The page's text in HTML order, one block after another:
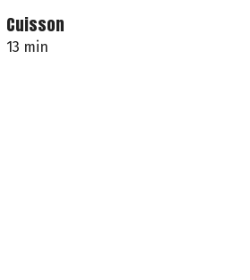
Cuisson
13 min